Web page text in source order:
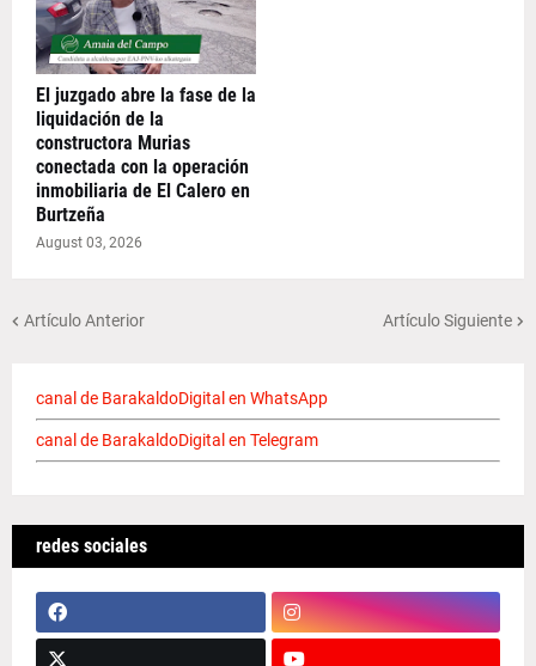
El juzgado abre la fase de la
liquidación de la
constructora Murias
conectada con la operación
inmobiliaria de El Calero en
Burtzeña
August 03, 2026
Artículo Anterior Artículo Siguiente
canal de BarakaldoDigital en WhatsApp
canal de BarakaldoDigital en Telegram
redes sociales